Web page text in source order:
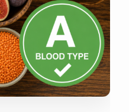
غلات و دانه‌های
صبحانه و میان
سبوس و جوانه‌ها
پک سلامتی OAB